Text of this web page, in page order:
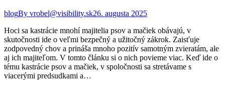
blogBy vrobel@visibility.sk26. augusta 2025
Hoci sa kastrácie mnohí majitelia psov a mačiek obávajú, v
skutočnosti ide o veľmi bezpečný a užitočný zákrok. Zaisťuje
zodpovedný chov a prináša mnoho pozitív samotným zvieratám, ale
aj ich majiteľom. V tomto článku si o nich povieme viac. Keď ide o
tému kastrácie psov a mačiek, v spoločnosti sa stretávame s
viacerými predsudkami a…